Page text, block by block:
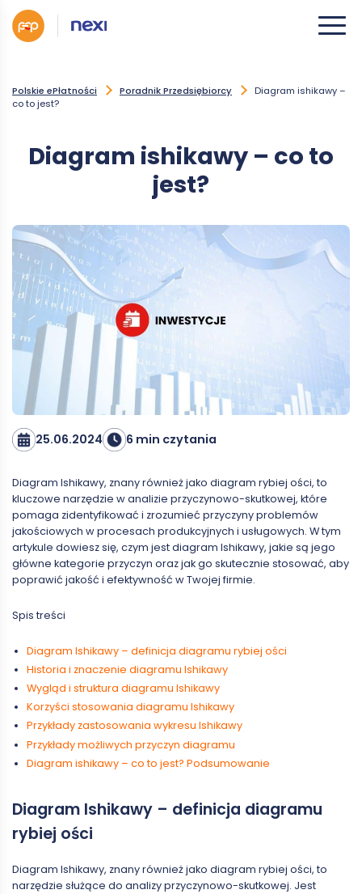
Polskie ePłatności Poradnik Przedsiębiorcy
Diagram ishikawy –
co to jest?
Diagram ishikawy – co to
jest?
25.06.2024 6 min czytania
Diagram Ishikawy, znany również jako diagram rybiej ości, to
kluczowe narzędzie w analizie przyczynowo-skutkowej, które
pomaga zidentyfikować i zrozumieć przyczyny problemów
jakościowych w procesach produkcyjnych i usługowych. W tym
artykule dowiesz się, czym jest diagram Ishikawy, jakie są jego
główne kategorie przyczyn oraz jak go skutecznie stosować, aby
poprawić jakość i efektywność w Twojej firmie.
Spis treści
Diagram Ishikawy – definicja diagramu rybiej ości
Historia i znaczenie diagramu Ishikawy
Wygląd i struktura diagramu Ishikawy
Korzyści stosowania diagramu Ishikawy
Przykłady zastosowania wykresu Ishikawy
Przykłady możliwych przyczyn diagramu
Diagram ishikawy – co to jest? Podsumowanie
Diagram Ishikawy – definicja diagramu
rybiej ości
Diagram Ishikawy, znany również jako diagram rybiej ości, to
narzędzie służące do analizy przyczynowo-skutkowej. Jest